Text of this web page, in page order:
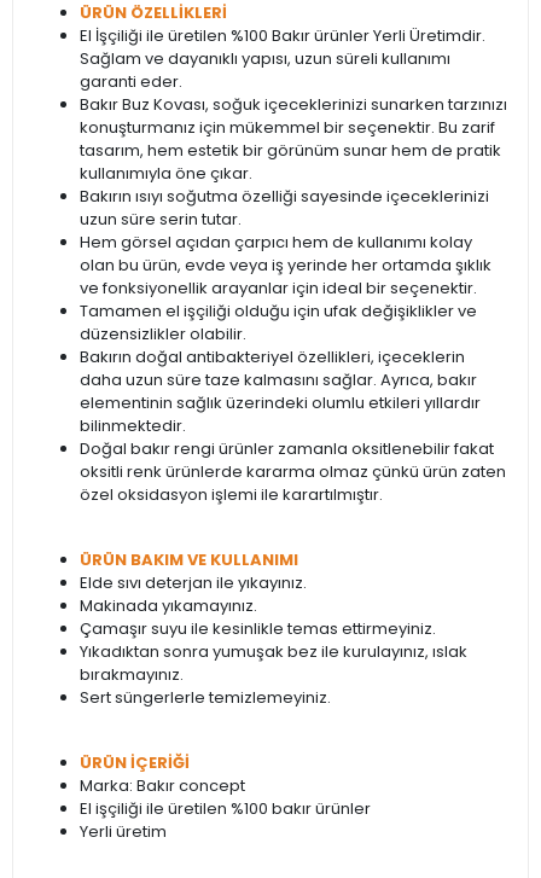
ÜRÜN ÖZELLİKLERİ
El İşçiliği ile üretilen %100 Bakır ürünler Yerli Üretimdir.
Sağlam ve dayanıklı yapısı, uzun süreli kullanımı
garanti eder.
Bakır Buz Kovası, soğuk içeceklerinizi sunarken tarzınızı
konuşturmanız için mükemmel bir seçenektir. Bu zarif
tasarım, hem estetik bir görünüm sunar hem de pratik
kullanımıyla öne çıkar.
Bakırın ısıyı soğutma özelliği sayesinde içeceklerinizi
uzun süre serin tutar.
Hem görsel açıdan çarpıcı hem de kullanımı kolay
olan bu ürün, evde veya iş yerinde her ortamda şıklık
ve fonksiyonellik arayanlar için ideal bir seçenektir.
Tamamen el işçiliği olduğu için ufak değişiklikler ve
düzensizlikler olabilir.
Bakırın doğal antibakteriyel özellikleri, içeceklerin
daha uzun süre taze kalmasını sağlar. Ayrıca, bakır
elementinin sağlık üzerindeki olumlu etkileri yıllardır
bilinmektedir.
Doğal bakır rengi ürünler zamanla oksitlenebilir fakat
oksitli renk ürünlerde kararma olmaz çünkü ürün zaten
özel oksidasyon işlemi ile karartılmıştır.
ÜRÜN BAKIM VE KULLANIMI
Elde sıvı deterjan ile yıkayınız.
Makinada yıkamayınız.
Çamaşır suyu ile kesinlikle temas ettirmeyiniz.
Yıkadıktan sonra yumuşak bez ile kurulayınız, ıslak
bırakmayınız.
Sert süngerlerle temizlemeyiniz.
ÜRÜN İÇERİĞİ
Marka: Bakır concept
El işçiliği ile üretilen %100 bakır ürünler
Yerli üretim